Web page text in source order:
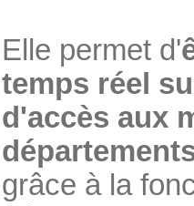
Elle permet d'
temps réel
d'accès aux
grâce à la